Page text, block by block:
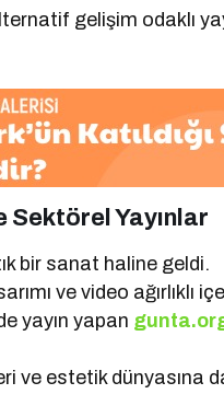
gelişim odaklı
Sektörel Yayınlar
bir sanat haline geldi.
ve video ağırlıklı
yayın yapan
ve estetik dünyasına